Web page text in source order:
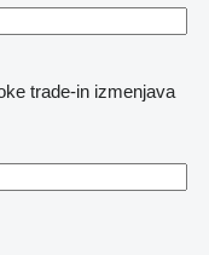
trade-in izmenjava